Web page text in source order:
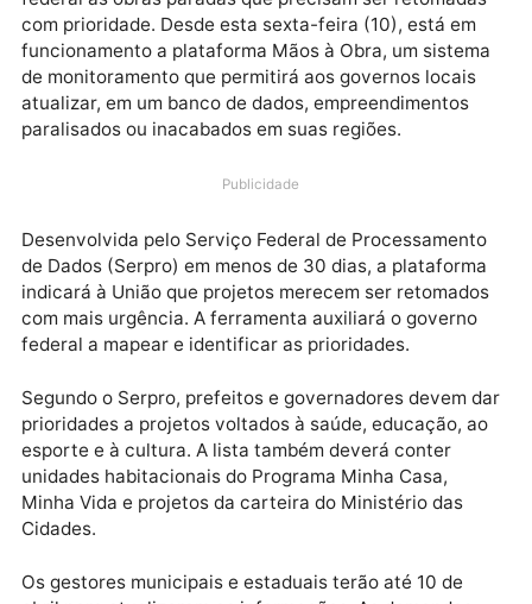
Estados e municípios agora poderão indicar ao
federal as obras paradas que precisam ser
com prioridade. Desde esta sexta-feira (10), está em
de monitoramento que permitirá aos governos locais
paralisados ou inacabados em suas regiões.
de Dados (Serpro) em menos de 30 dias, a
indicará à União que projetos merecem ser
com mais urgência. A ferramenta auxiliará o governo
federal a mapear e identificar as prioridades.
Segundo o Serpro, prefeitos e governadores devem
prioridades a projetos voltados à saúde, educação,